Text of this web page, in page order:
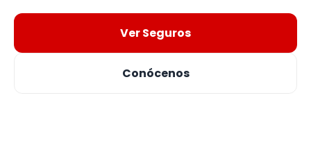
Ver Seguros
Conócenos